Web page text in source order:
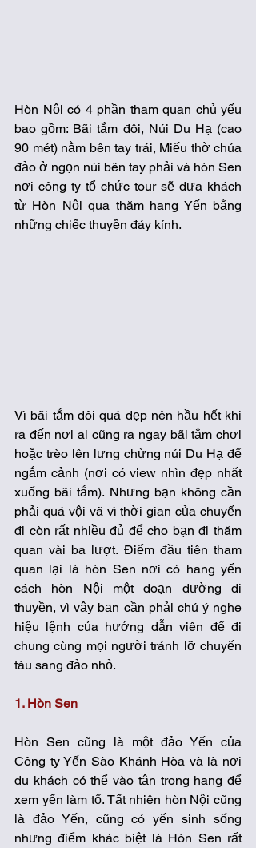
Hòn Nội có 4 phần tham quan chủ yếu
bao gồm: Bãi tắm đôi, Núi Du Hạ (cao
90 mét) nằm bên tay trái, Miếu thờ chúa
đảo ở ngọn núi bên tay phải và hòn Sen
nơi công ty tổ chức tour sẽ đưa khách
từ Hòn Nội qua thăm hang Yến bằng
những chiếc thuyền đáy kính.
Vì bãi tắm đôi quá đẹp nên hầu hết khi
ra đến nơi ai cũng ra ngay bãi tắm chơi
hoặc trèo lên lưng chừng núi Du Hạ để
ngắm cảnh (nơi có view nhìn đẹp nhất
xuống bãi tắm). Nhưng bạn không cần
phải quá vội vã vì thời gian của chuyến
đi còn rất nhiều đủ để cho bạn đi thăm
quan vài ba lượt. Điểm đầu tiên tham
quan lại là hòn Sen nơi có hang yến
cách hòn Nội một đoạn đường đi
thuyền, vì vậy bạn cần phải chú ý nghe
hiệu lệnh của hướng dẫn viên để đi
chung cùng mọi người tránh lỡ chuyến
tàu sang đảo nhỏ.
1. Hòn Sen
Hòn Sen cũng là một đảo Yến của
Công ty Yến Sào Khánh Hòa và là nơi
du khách có thể vào tận trong hang để
xem yến làm tổ. Tất nhiên hòn Nội cũng
là đảo Yến, cũng có yến sinh sống
nhưng điểm khác biệt là Hòn Sen rất